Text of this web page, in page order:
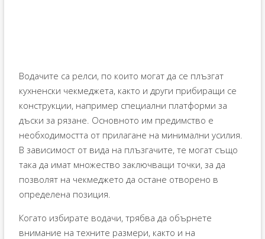
Водачите са релси, по които могат да се плъзгат
кухненски чекмеджета, както и други прибиращи се
конструкции, например специални платформи за
дъски за рязане. Основното им предимство е
необходимостта от прилагане на минимални усилия.
В зависимост от вида на плъзгачите, те могат също
така да имат множество заключващи точки, за да
позволят на чекмеджето да остане отворено в
определена позиция.
Когато избирате водачи, трябва да обърнете
внимание на техните размери, както и на